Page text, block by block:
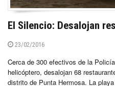
El Silencio: Desalojan
23/02/2016
Cerca de 300 efectivos de la
helicóptero, desalojan 68
distrito de Punta Hermosa. La